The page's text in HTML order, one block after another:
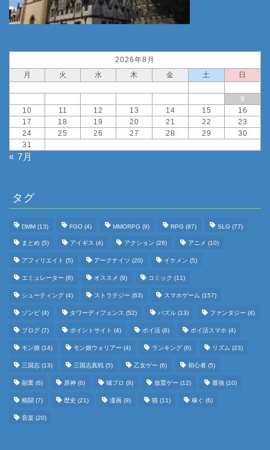
2026年8月
月
火 水 木 金 土
日
9
10
11 12 13 14 15
16
17
18 19 20 21 22
23
24
25 26 27 28 29
30
31
« 7月
タグ
DMM (13) FGO (4) MMORPG (9) RPG (87) SLG (77)
まとめ (5) アイギス (4) アクション (28) アニメ (10)
アフィリエイト (5) アークナイツ (20) イケメン (5)
エミュレーター (8) オススメ (9) コミック (11)
シューティング (4) ストラテジー (63) スマホゲーム (157)
ゾンビ (4) タワーディフェンス (52) パズル (13) ファンタジー (4)
ブログ (7) ポイントサイト (4) ポイ活 (8) ポイ活スマホ (4)
モン娘 (14) モン娘ウォリアー (4) ランキング (6) リズム (23)
三国志 (13) 三国志真戦 (5) 乙女ゲー (6) 初心者 (5)
副業 (6) 原神 (6) 城プロ (9) 放置ゲー (12) 最強 (10)
格闘 (7) 歴史 (21) 漫画 (9) 猫 (11) 稼ぐ (6)
音楽 (20)